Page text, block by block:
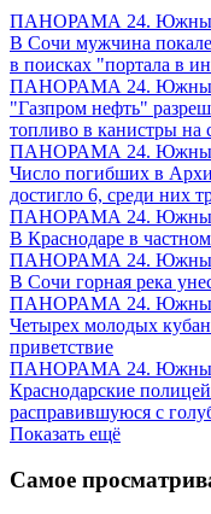
ПАНОРАМА 24.
В Сочи мужчина
в поисках "портала в
ПАНОРАМА 24.
"Газпром нефть"
топливо в канистры на
ПАНОРАМА 24.
Число погибших в
достигло 6, среди них
ПАНОРАМА 24.
В Краснодаре в
ПАНОРАМА 24.
В Сочи горная река
ПАНОРАМА 24.
Четырех молодых
приветствие
ПАНОРАМА 24.
Краснодарские
расправившуюся с
Показать ещё
Самое